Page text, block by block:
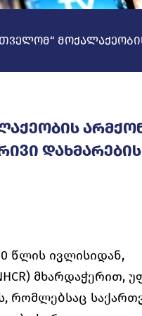
დახმარების
წლის ივლისიდან,
მხარდაჭერით,
რომლებსაც